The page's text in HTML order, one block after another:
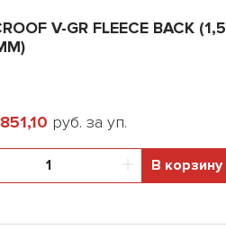
V-GR FLEECE BACK (1,5
851,10 руб. за уп.
В корзину